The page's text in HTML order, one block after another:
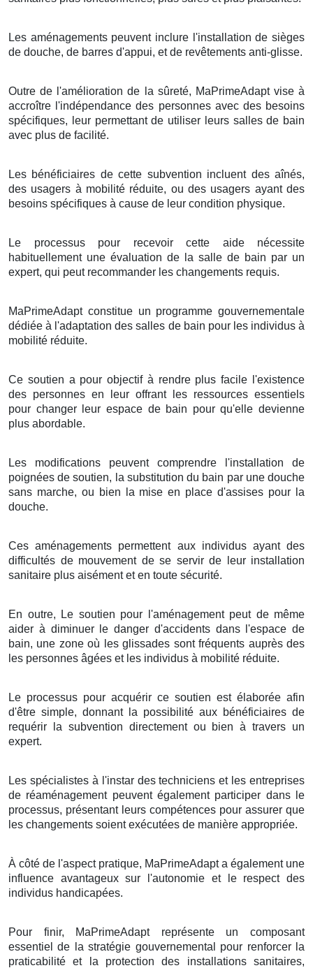
Les aménagements peuvent inclure l'installation de sièges
de douche, de barres d'appui, et de revêtements anti-glisse.
Outre de l'amélioration de la sûreté, MaPrimeAdapt vise à
accroître l'indépendance des personnes avec des besoins
spécifiques, leur permettant de utiliser leurs salles de bain
avec plus de facilité.
Les bénéficiaires de cette subvention incluent des aînés,
des usagers à mobilité réduite, ou des usagers ayant des
besoins spécifiques à cause de leur condition physique.
Le processus pour recevoir cette aide nécessite
habituellement une évaluation de la salle de bain par un
expert, qui peut recommander les changements requis.
MaPrimeAdapt constitue un programme gouvernementale
dédiée à l'adaptation des salles de bain pour les individus à
mobilité réduite.
Ce soutien a pour objectif à rendre plus facile l'existence
des personnes en leur offrant les ressources essentiels
pour changer leur espace de bain pour qu'elle devienne
plus abordable.
Les modifications peuvent comprendre l'installation de
poignées de soutien, la substitution du bain par une douche
sans marche, ou bien la mise en place d'assises pour la
douche.
Ces aménagements permettent aux individus ayant des
difficultés de mouvement de se servir de leur installation
sanitaire plus aisément et en toute sécurité.
En outre, Le soutien pour l'aménagement peut de même
aider à diminuer le danger d'accidents dans l'espace de
bain, une zone où les glissades sont fréquents auprès des
les personnes âgées et les individus à mobilité réduite.
Le processus pour acquérir ce soutien est élaborée afin
d'être simple, donnant la possibilité aux bénéficiaires de
requérir la subvention directement ou bien à travers un
expert.
Les spécialistes à l'instar des techniciens et les entreprises
de réaménagement peuvent également participer dans le
processus, présentant leurs compétences pour assurer que
les changements soient exécutées de manière appropriée.
À côté de l'aspect pratique, MaPrimeAdapt a également une
influence avantageux sur l'autonomie et le respect des
individus handicapées.
Pour finir, MaPrimeAdapt représente un composant
essentiel de la stratégie gouvernemental pour renforcer la
praticabilité et la protection des installations sanitaires,